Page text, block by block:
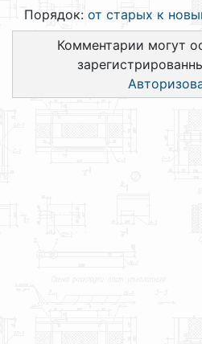
Порядок: от старых к
Комментарии могут